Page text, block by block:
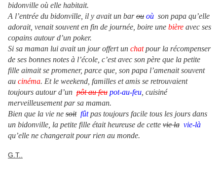
bidonville où elle habitait.
A l’entrée du bidonville, il y avait un barou où son papa qu’elle
adorait, venait souvent en fin de journée, boire une bière avec ses
copains autour d’un poker.
Si sa maman lui avait un jour offert un chatpour la récompenser
de ses bonnes notes à l’école, c’est avec son père que la petite
fille aimait se promener, parce que, son papa l’amenait souvent
au cinéma. Et le weekend, familles et amis se retrouvaient
toujours autour d’un pôt au feu pot-au-feu , cuisiné
merveilleusement par sa maman.
Bien que la vie ne soit fûtpas toujours facile tous les jours dans
un bidonville, la petite fille était heureuse de cette vie la vie-là
qu’elle ne changerait pour rien au monde.
G.T..